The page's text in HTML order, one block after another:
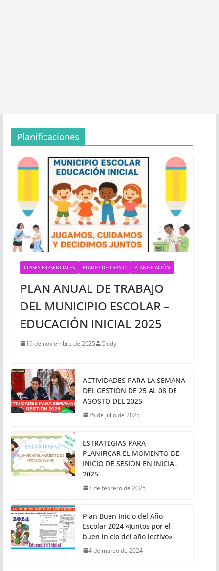
Planificaciones
CLASES PRESENCIALES PLANES DE TRBAJO PLANIFICACIÓN
PLAN ANUAL DE TRABAJO
DEL MUNICIPIO ESCOLAR –
EDUCACIÓN INICIAL 2025
19 de noviembre de 2025 Cledy
ACTIVIDADES PARA LA SEMANA
DEL GESTIÓN DE 25 AL 08 DE
AGOSTO DEL 2025
25 de julio de 2025
ESTRATEGIAS PARA
PLANIFICAR EL MOMENTO DE
INICIO DE SESION EN INICIAL
2025
3 de febrero de 2025
Plan Buen Inicio del Año
Escolar 2024 «Juntos por el
buen inicio del año lectivo»
4 de marzo de 2024